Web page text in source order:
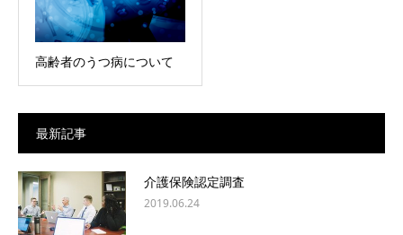
高齢者のうつ病について
最新記事
介護保険認定調査
2019.06.24